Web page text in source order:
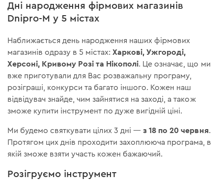
Дні народження фірмових магазинів
Dnipro-M у 5 містах
Наближається день народження наших фірмових
магазинів одразу в 5 містах:Харкові, Ужгороді,
Херсоні, Кривому Розі та Нікополі. Це означає, що ми
вже приготували для Вас розважальну програму,
розіграші, конкурси та багато іншого. Кожен наш
відвідувач знайде, чим зайнятися на заході, а також
зможе купити інструмент по дуже вигідній ціні.
Ми будемо святкувати цілих 3 дні — з 18 по 20 червня.
Протягом цих днів проходити захоплююча програма, в
якій зможе взяти участь кожен бажаючий.
Розігруємо інструмент